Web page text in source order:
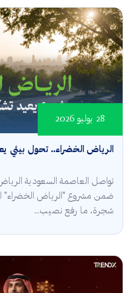
الرياض الخضراء.. تحول بيئي
28 يوليو 2026
تواصل العاصمة السعودية
شجرة، ما رفع نصيب...